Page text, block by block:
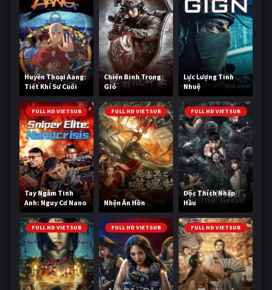
Huyền Thoại Aang:
Tiết Khí Sư Cuối
Cùng
Chiến Binh Trong
Gió
Lực Lượng Tinh
Nhuệ
FULL HD VIETSUB
Tay Ngắm Tinh
Anh: Nguy Cơ Nano
FULL HD VIETSUB
Nhện Ăn Hồn
FULL HD VIETSUB
Độc Thích Nhập
Hầu
FULL HD VIETSUB FULL HD VIETSUB FULL HD VIETSUB